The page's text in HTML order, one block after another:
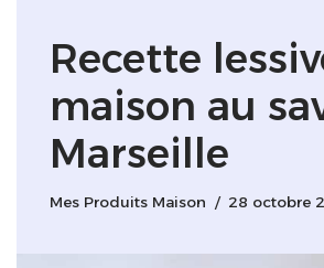
Recette
maison au
Marseille
Mes Produits Maison 28 octobre